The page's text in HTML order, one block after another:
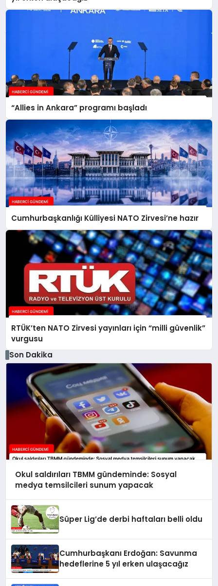
“Allies in Ankara” programı başladı
Cumhurbaşkanlığı Külliyesi NATO Zirvesi’ne hazır
RTÜK’ten NATO Zirvesi yayınları için “milli güvenlik”
vurgusu
Son Dakika
Okul saldırıları TBMM gündeminde: Sosyal
medya temsilcileri sunum yapacak
Süper Lig’de derbi haftaları belli oldu
Cumhurbaşkanı Erdoğan: Savunma
hedeflerine 5 yıl erken ulaşacağız